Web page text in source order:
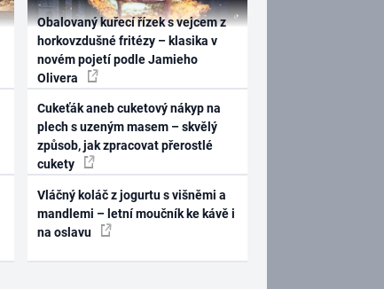
Obalovaný kuřecí řízek s vejcem z
horkovzdušné fritézy – klasika v
novém pojetí podle Jamieho
Olivera
Cukeťák aneb cuketový nákyp na
plech s uzeným masem – skvělý
způsob, jak zpracovat přerostlé
cukety
Vláčný koláč z jogurtu s višněmi a
mandlemi – letní moučník ke kávě i
na oslavu